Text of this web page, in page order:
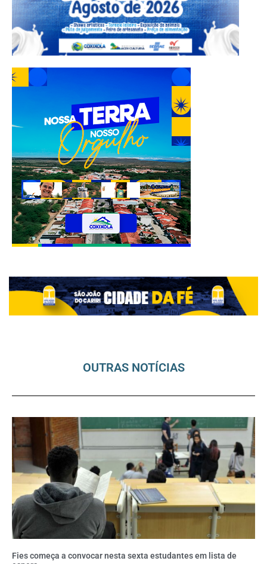
OUTRAS NOTÍCIAS
Fies começa a convocar nesta sexta estudantes em lista de